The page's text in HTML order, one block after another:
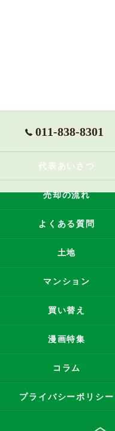
011-838-8301
代表あいさつ
売却の流れ
よくある質問
土地
マンション
買い替え
漫画特集
コラム
プライバシーポリシー